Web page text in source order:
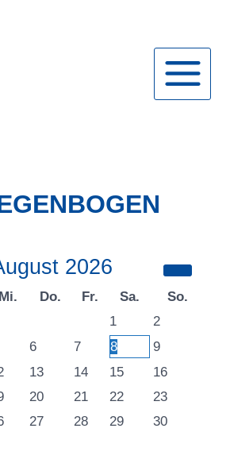
2026
Mi. Do. Fr. Sa.
So.
1
2
6 7 8
9
13 14 15
16
20 21 22
23
27 28 29
30